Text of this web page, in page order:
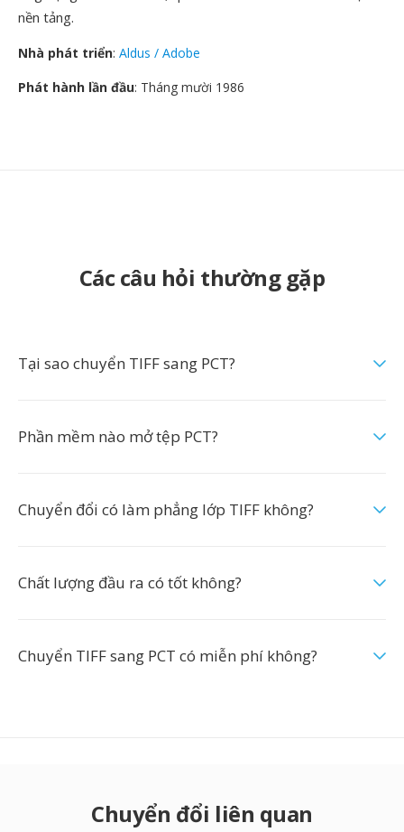
nền tảng.
Nhà phát triển: Aldus / Adobe
Phát hành lần đầu: Tháng mười 1986
Các câu hỏi thường gặp
Tại sao chuyển TIFF sang PCT?
Phần mềm nào mở tệp PCT?
Chuyển đổi có làm phẳng lớp TIFF không?
Chất lượng đầu ra có tốt không?
Chuyển TIFF sang PCT có miễn phí không?
Chuyển đổi liên quan